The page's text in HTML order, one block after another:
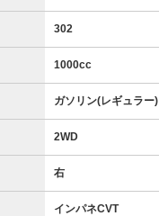
302
1000cc
ガソリン(レギュラー)
2WD
右
インパネCVT